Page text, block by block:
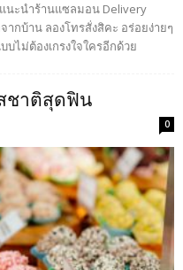
นะนำร้านแซลมอน Delivery
กบ้าน ลองโทรสั่งสิคะ อร่อยง่ายๆ
ไม่ต้องเกรงใจใครอีกด้วย
สชาติสุดฟิน
0